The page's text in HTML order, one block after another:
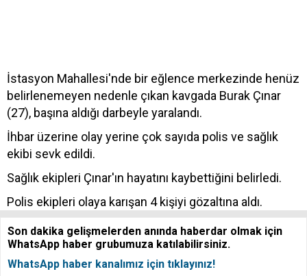
İstasyon Mahallesi'nde bir eğlence merkezinde henüz
belirlenemeyen nedenle çıkan kavgada Burak Çınar
(27), başına aldığı darbeyle yaralandı.
İhbar üzerine olay yerine çok sayıda polis ve sağlık
ekibi sevk edildi.
Sağlık ekipleri Çınar'ın hayatını kaybettiğini belirledi.
Polis ekipleri olaya karışan 4 kişiyi gözaltına aldı.
Son dakika gelişmelerden anında haberdar olmak için
WhatsApp haber grubumuza katılabilirsiniz.
WhatsApp haber kanalımız için tıklayınız!